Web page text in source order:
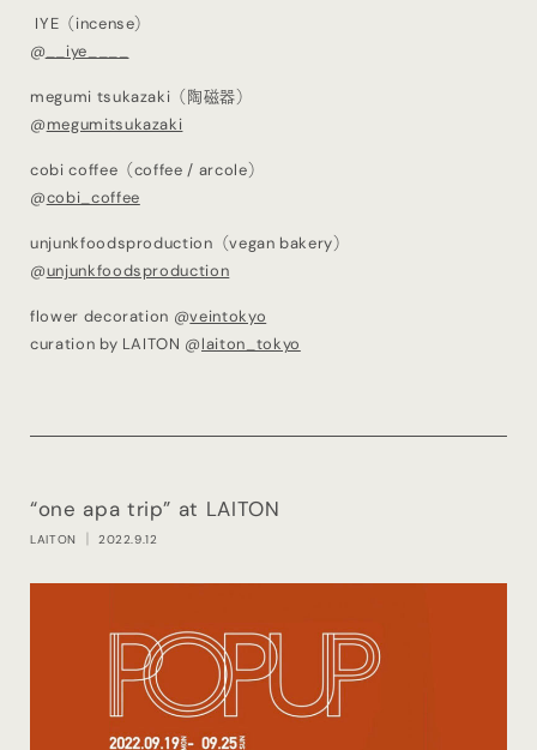
︎ IYE（incense）
@ __iye____
megumi tsukazaki（陶磁器）
@megumitsukazaki
cobi coffee（coffee / arcole）
@cobi_coffee
unjunkfoodsproduction（vegan bakery）
@unjunkfoodsproduction
flower decoration @veintokyo
curation by LAITON @laiton_tokyo
“one apa trip” at LAITON
LAITON ｜ 2022.9.12